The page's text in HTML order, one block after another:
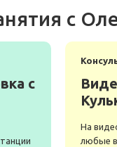
с
с
На
любые